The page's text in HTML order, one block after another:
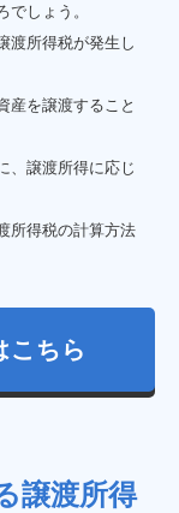
しょう。
渡所得税が発生し
産を譲渡すること
、譲渡所得に応じ
所得税の計算方法
こちら
譲渡所得